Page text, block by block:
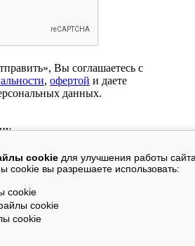
cookie для улучшения работы
cookie вы разрешаете использовать:
cookie
cookie
cookie
Вы соглашаетесь с
, офертой и даете
данных.